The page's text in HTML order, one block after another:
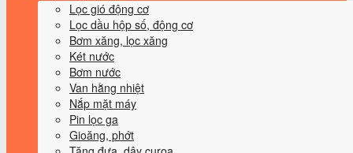
Lọc gió động cơ
Lọc dầu hộp số, động cơ
Bơm xăng, lọc xăng
Két nước
Bơm nước
Van hằng nhiệt
Nắp mặt máy
Pin lọc ga
Gioăng, phớt